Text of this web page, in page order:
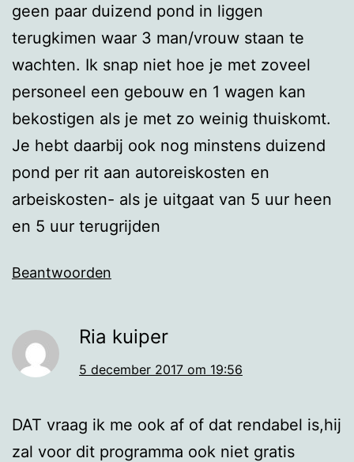
geen paar duizend pond in liggen
terugkimen waar 3 man/vrouw staan te
wachten. Ik snap niet hoe je met zoveel
personeel een gebouw en 1 wagen kan
bekostigen als je met zo weinig thuiskomt.
Je hebt daarbij ook nog minstens duizend
pond per rit aan autoreiskosten en
arbeiskosten- als je uitgaat van 5 uur heen
en 5 uur terugrijden
Beantwoorden
Ria kuiper
5 december 2017 om 19:56
DAT vraag ik me ook af of dat rendabel is,hij
zal voor dit programma ook niet gratis